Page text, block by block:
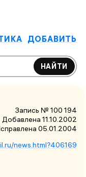
ДОБАВИТЬ
НАЙТИ
Запись № 100 194
Добавлена 11.10.2002
05.01.2004
news.html?406169